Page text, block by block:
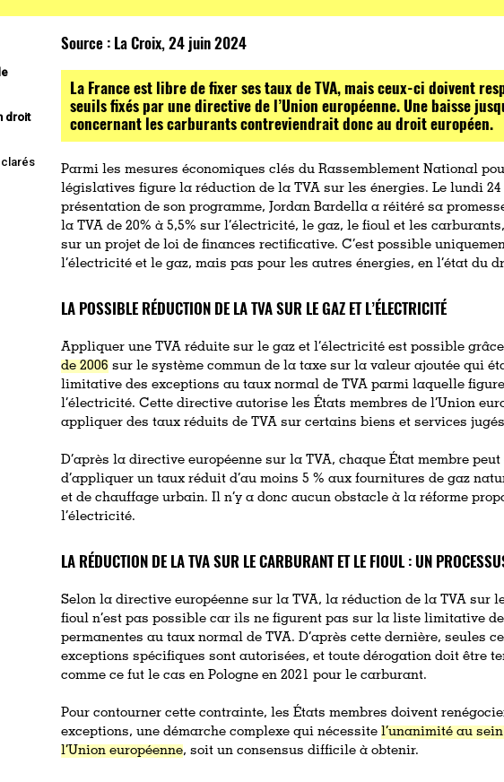
droit
Source : La Croix, 24 juin 2024
La France est libre de fixer ses taux de TVA, mais ceux-ci doivent
seuils fixés par une directive de l’Union européenne. Une baisse
concernant les carburants contreviendrait donc au droit européen.
Parmi les mesures économiques clés du Rassemblement National
législatives figure la réduction de la TVA sur les énergies. Le lundi
présentation de son programme, Jordan Bardella a réitéré sa
la TVA de 20% à 5,5% sur l’électricité, le gaz, le fioul et les
sur un projet de loi de finances rectificative. C’est possible
l’électricité et le gaz, mais pas pour les autres énergies, en l’état du
LA POSSIBLE RÉDUCTION DE LA TVA SUR LE GAZ ET L’ÉLECTRICITÉ
Appliquer une TVA réduite sur le gaz et l’électricité est possible
de 2006 sur le système commun de la taxe sur la valeur ajoutée qui
limitative des exceptions au taux normal de TVA parmi laquelle
l’électricité. Cette directive autorise les États membres de l’Union
appliquer des taux réduits de TVA sur certains biens et services
D’après la directive européenne sur la TVA, chaque État membre
d’appliquer un taux réduit d’au moins 5 % aux fournitures de gaz
et de chauffage urbain. Il n’y a donc aucun obstacle à la réforme
l’électricité.
LA RÉDUCTION DE LA TVA SUR LE CARBURANT ET LE FIOUL : UN
Selon la directive européenne sur la TVA, la réduction de la TVA sur
fioul n’est pas possible car ils ne figurent pas sur la liste limitative
permanentes au taux normal de TVA. D’après cette dernière, seules
exceptions spécifiques sont autorisées, et toute dérogation doit être
comme ce fut le cas en Pologne en 2021 pour le carburant.
Pour contourner cette contrainte, les États membres doivent
exceptions, une démarche complexe qui nécessitel’unanimité au
l’Union européenne, soit un consensus difficile à obtenir.